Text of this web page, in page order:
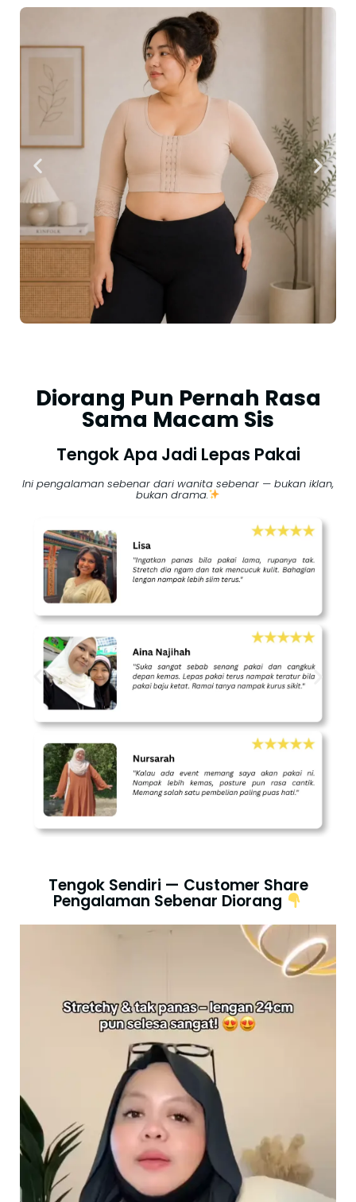
Diorang Pun Pernah Rasa
Sama Macam Sis
Tengok Apa Jadi Lepas Pakai
Ini pengalaman sebenar dari wanita sebenar — bukan iklan,
bukan drama.
Tengok Sendiri — Customer Share
Pengalaman Sebenar Diorang